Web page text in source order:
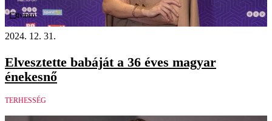
Videó
2024. 12. 31.
Elvesztette babáját a 36 éves magyar
énekesnő
TERHESSÉG